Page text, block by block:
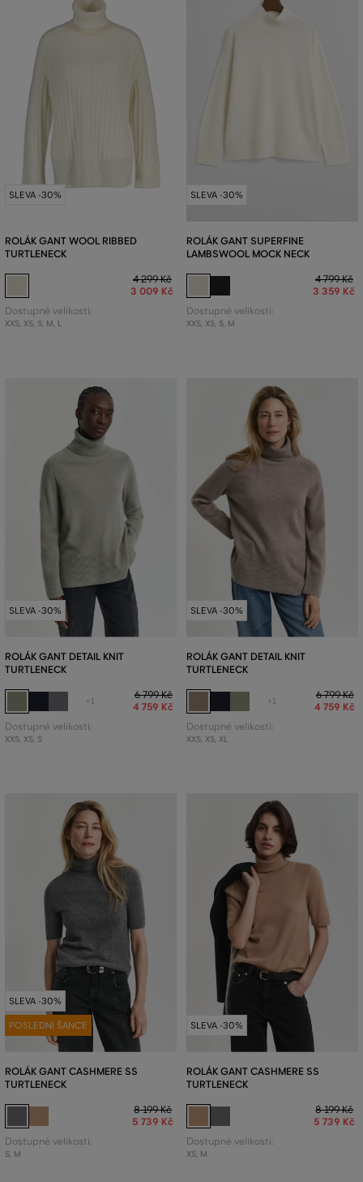
SLEVA -30%
ROLÁK GANT WOOL RIBBED
TURTLENECK
4 299 Kč
3 009 Kč
Dostupné velikosti:
XXS, XS, S, M, L
SLEVA -30%
ROLÁK GANT SUPERFINE
LAMBSWOOL MOCK NECK
4 799 Kč
3 359 Kč
Dostupné velikosti:
XXS, XS, S, M
SLEVA -30%
ROLÁK GANT DETAIL KNIT
TURTLENECK
+1
6 799 Kč
4 759 Kč
Dostupné velikosti:
XXS, XS, S
SLEVA -30%
ROLÁK GANT DETAIL KNIT
TURTLENECK
+1
6 799 Kč
4 759 Kč
Dostupné velikosti:
XXS, XS, XL
SLEVA -30%
POSLEDNÍ ŠANCE
ROLÁK GANT CASHMERE SS
TURTLENECK
8 199 Kč
5 739 Kč
Dostupné velikosti:
S, M
SLEVA -30%
ROLÁK GANT CASHMERE SS
TURTLENECK
8 199 Kč
5 739 Kč
Dostupné velikosti:
XS, M